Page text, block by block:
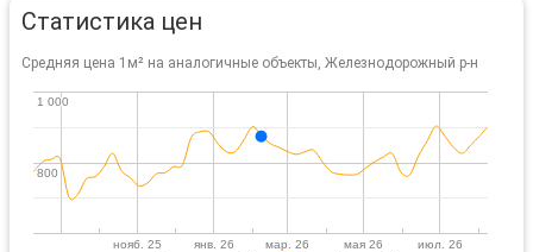
Статистика цен
Средняя цена 1м² на аналогичные объекты, Железнодорожный р-н
нояб. 25 янв. 26 мар. 26 мая 26 июл. 26
800
800
1 000
1 000